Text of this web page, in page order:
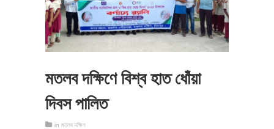
মতলব দক্ষিণে বিশ্ব হাত ধোঁয়া
দিবস পালিত
in মতলব দক্ষিণ